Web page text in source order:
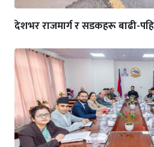
देशभर राजमार्ग र सडकहरू बाढी-